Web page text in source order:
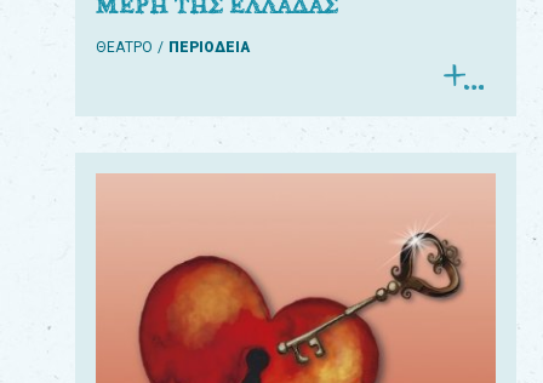
ΘΕΑΤΡΟ ΠΕΡΙΟΔΕΙΑ